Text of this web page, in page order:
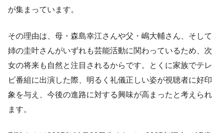
が集まっています。
その理由は、母・森島幸江さんや父・嶋大輔さん、そして
姉の圭叶さんがいずれも芸能活動に関わっているため、次
女の将来も自然と注目されるからです。とくに家族でテレ
ビ番組に出演した際、明るく礼儀正しい姿が視聴者に好印
象を与え、今後の進路に対する興味が高まったと考えられ
ます。